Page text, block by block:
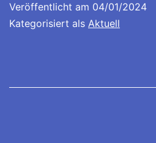
Veröffentlicht am 04/01/2024
Kategorisiert als Aktuell